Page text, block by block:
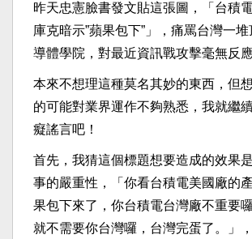
昨天忠憲臉書發文貼這張圖，「台積
庫克暗示”蘋果包下”」，痛罵台灣一
導體學院，對最近資訊戰攻擊毫無反應
本來不想理這種莫名其妙的東西，但
的可能對業界運作不夠熟悉，我就繼
癡謠言吧！
首先，我猜這個標題想要造成的效果
事的嚴重性，「你看台積電美國廠的
果包下來了，你台積電台灣廠不重要
就不需要你台灣囉，台灣完蛋了。」